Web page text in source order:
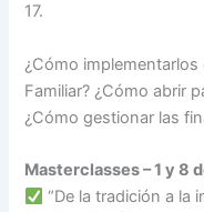
17.
¿Cómo
Familiar? ¿Cómo abrir
¿Cómo gestionar las
Masterclasses –1 y 8
“De la tradición a la